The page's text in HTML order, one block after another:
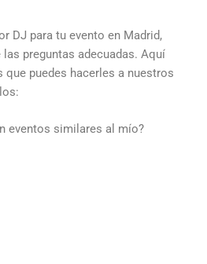
DJ para tu evento en Madrid,
preguntas adecuadas. Aquí
que puedes hacerles a nuestros
eventos similares al mío?